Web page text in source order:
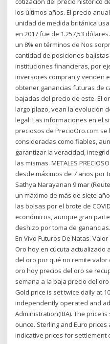
los últimos años. El precio
unidad de medida británica
en 2017 fue de 1.257,53
un 8% en términos de Nos
cantidad de posiciones
instituciones financieras, por
inversores compran y venden
obtener ganancias futuras de
bajadas del precio de este. El
largo plazo, vean la evolución
legal: Las informaciones en el
preciosos de PrecioOro.com
consideradas como fiables,
garantizar la veracidad,
las mismas. METALES
desde máximos de 7 años por
Sathya Narayanan 9 mar
un máximo de más de siete
las bolsas por el brote de
económicos, aunque gran
deshizo por toma de
En Vivo Futuros De Natas.
Oro hoy en cúcuta actualizado
del oro por qué no remite
oro hoy precios del oro se
semana a la baja precio del
Gold price is set twice daily at
independently operated and
Administration(IBA). The price
ounce. Sterling and Euro
indicative prices for settlement